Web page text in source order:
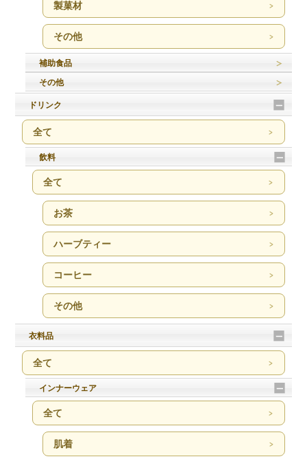
製菓材
その他
補助食品
その他
ドリンク
全て
飲料
全て
お茶
ハーブティー
コーヒー
その他
衣料品
全て
インナーウェア
全て
肌着